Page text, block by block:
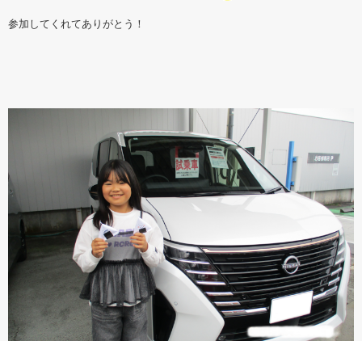
参加してくれてありがとう！